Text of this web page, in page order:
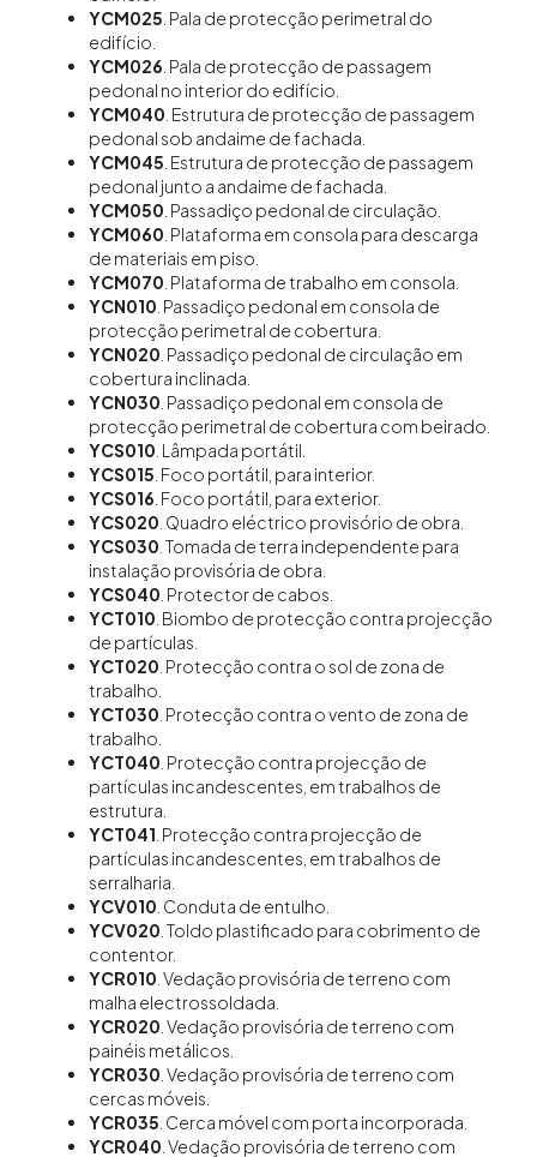
YCM025 . Pala de protecção perimetral do
edifício.
YCM026 . Pala de protecção de passagem
pedonal no interior do edifício.
YCM040 . Estrutura de protecção de passagem
pedonal sob andaime de fachada.
YCM045 . Estrutura de protecção de passagem
pedonal junto a andaime de fachada.
YCM050 . Passadiço pedonal de circulação.
YCM060 . Plataforma em consola para descarga
de materiais em piso.
YCM070 . Plataforma de trabalho em consola.
YCN010 . Passadiço pedonal em consola de
protecção perimetral de cobertura.
YCN020 . Passadiço pedonal de circulação em
cobertura inclinada.
YCN030 . Passadiço pedonal em consola de
protecção perimetral de cobertura com beirado.
YCS010 . Lâmpada portátil.
YCS015 . Foco portátil, para interior.
YCS016 . Foco portátil, para exterior.
YCS020 . Quadro eléctrico provisório de obra.
YCS030 . Tomada de terra independente para
instalação provisória de obra.
YCS040 . Protector de cabos.
YCT010 . Biombo de protecção contra projecção
de partículas.
YCT020 . Protecção contra o sol de zona de
trabalho.
YCT030 . Protecção contra o vento de zona de
trabalho.
YCT040 . Protecção contra projecção de
partículas incandescentes, em trabalhos de
estrutura.
YCT041 . Protecção contra projecção de
partículas incandescentes, em trabalhos de
serralharia.
YCV010 . Conduta de entulho.
YCV020 . Toldo plastificado para cobrimento de
contentor.
YCR010 . Vedação provisória de terreno com
malha electrossoldada.
YCR020 . Vedação provisória de terreno com
painéis metálicos.
YCR030 . Vedação provisória de terreno com
cercas móveis.
YCR035 . Cerca móvel com porta incorporada.
YCR040 . Vedação provisória de terreno com